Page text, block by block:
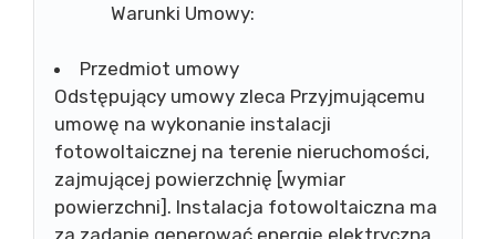
Warunki Umowy:
Przedmiot umowy
Odstępujący umowy zleca Przyjmującemu
umowę na wykonanie instalacji
fotowoltaicznej na terenie nieruchomości,
zajmującej powierzchnię [wymiar
powierzchni]. Instalacja fotowoltaiczna ma
za zadanie generować energię elektryczną